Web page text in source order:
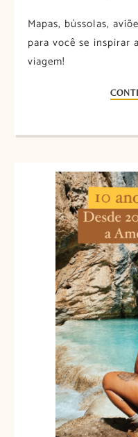
Mapas, bússolas,
para você se inspirar
viagem!